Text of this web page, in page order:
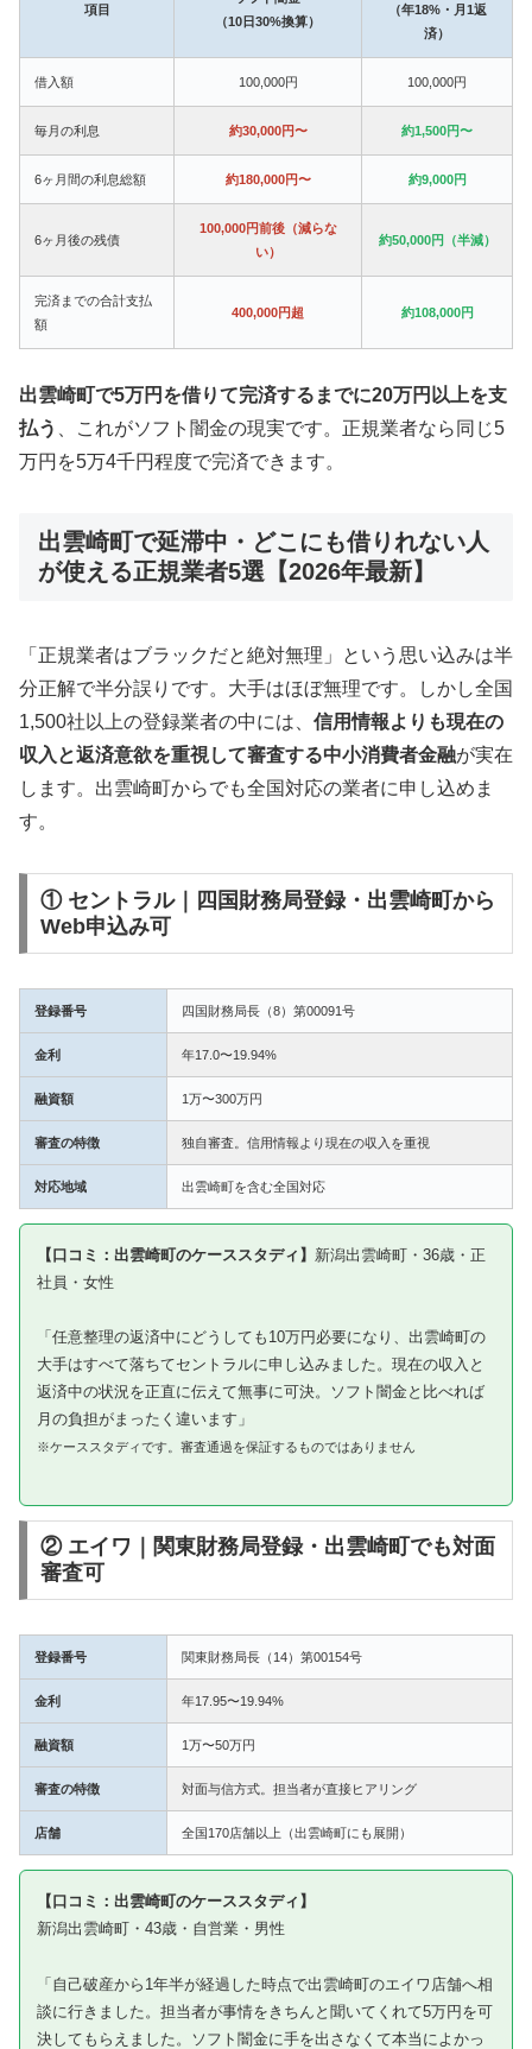
項目
（10日30%換算）
（年18%・月1返
済）
借入額 100,000円 100,000円
毎月の利息 約30,000円〜 約1,500円〜
6ヶ月間の利息総額 約180,000円〜 約9,000円
6ヶ月後の残債
100,000円前後（減らな
い）
約50,000円（半減）
完済までの合計支払
額
400,000円超 約108,000円
出雲崎町で5万円を借りて完済するまでに20万円以上を支
払う
、これがソフト闇金の現実です。正規業者なら同じ5
万円を5万4千円程度で完済できます。
出雲崎町で延滞中・どこにも借りれない人
が使える正規業者5選【2026年最新】
「正規業者はブラックだと絶対無理」という思い込みは半
分正解で半分誤りです。大手はほぼ無理です。しかし全国
1,500社以上の登録業者の中には、 信用情報よりも現在の
収入と返済意欲を重視して審査する中小消費者金融が実在
します。出雲崎町からでも全国対応の業者に申し込めま
す。
① セントラル｜四国財務局登録・出雲崎町から
Web申込み可
登録番号 四国財務局長（8）第00091号
金利 年17.0〜19.94%
融資額 1万〜300万円
審査の特徴 独自審査。信用情報より現在の収入を重視
対応地域 出雲崎町を含む全国対応
【口コミ：出雲崎町のケーススタディ】 新潟出雲崎町・36歳・正
社員・女性
「任意整理の返済中にどうしても10万円必要になり、出雲崎町の
大手はすべて落ちてセントラルに申し込みました。現在の収入と
返済中の状況を正直に伝えて無事に可決。ソフト闇金と比べれば
月の負担がまったく違います」
※ケーススタディです。審査通過を保証するものではありません
② エイワ｜関東財務局登録・出雲崎町でも対面
審査可
登録番号 関東財務局長（14）第00154号
金利 年17.95〜19.94%
融資額 1万〜50万円
審査の特徴 対面与信方式。担当者が直接ヒアリング
店舗 全国170店舗以上（出雲崎町にも展開）
【口コミ：出雲崎町のケーススタディ】
新潟出雲崎町・43歳・自営業・男性
「自己破産から1年半が経過した時点で出雲崎町のエイワ店舗へ相
談に行きました。担当者が事情をきちんと聞いてくれて5万円を可
決してもらえました。ソフト闇金に手を出さなくて本当によかっ